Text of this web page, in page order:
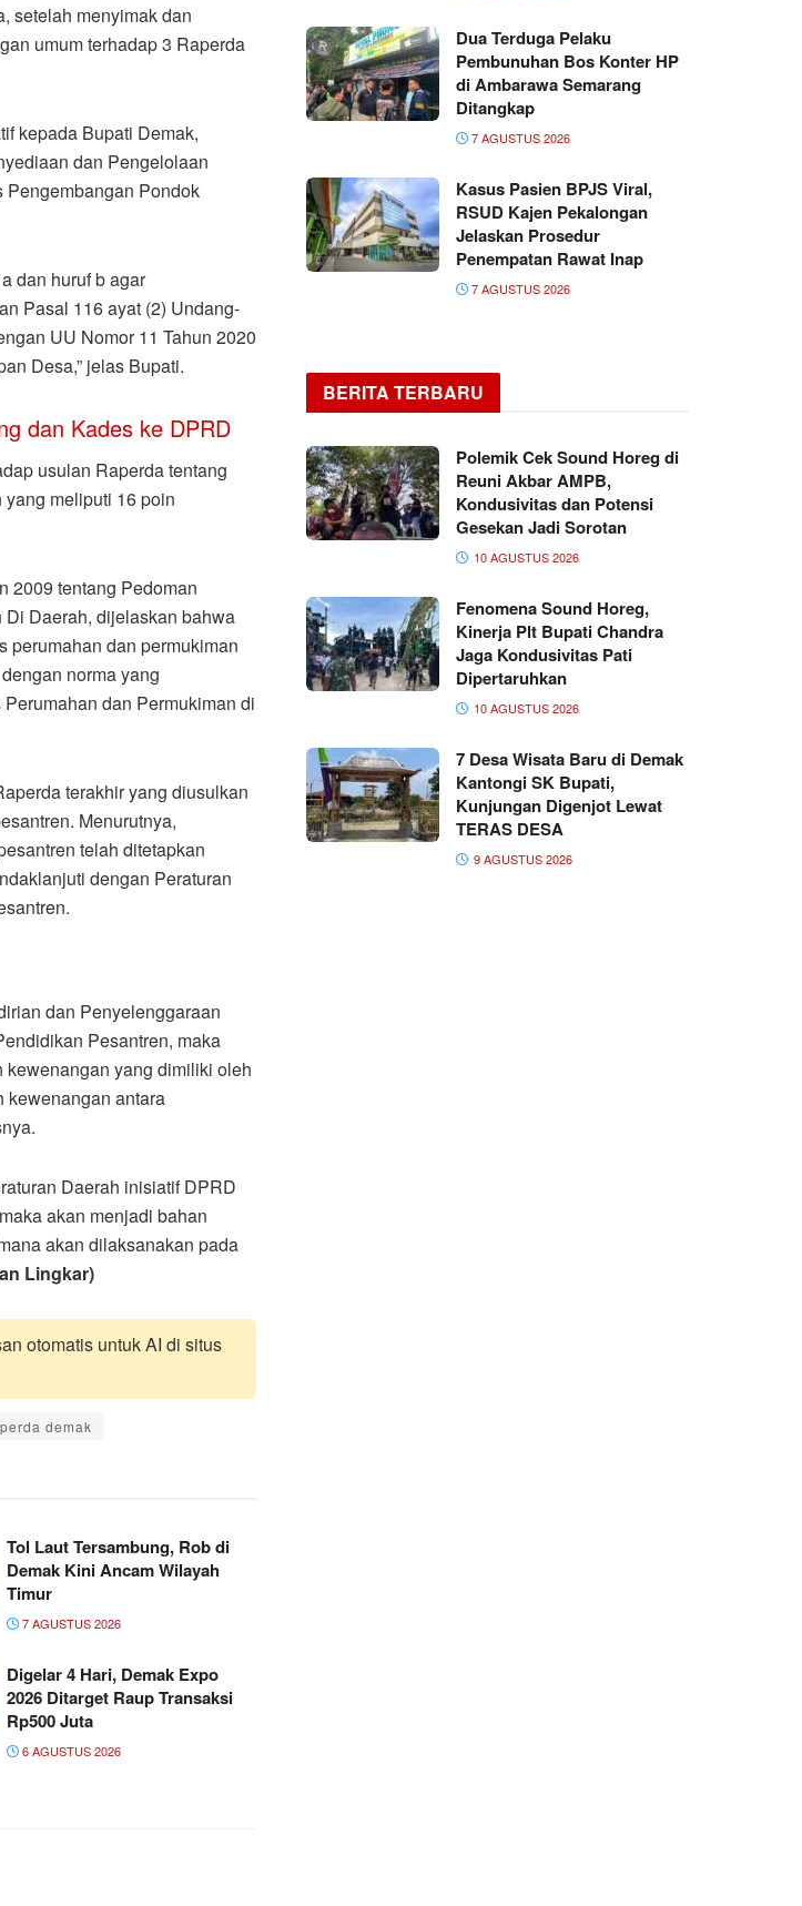
setelah menyimak dan
umum terhadap 3 Raperda
kepada Bupati Demak,
dan Pengelolaan
Pengembangan Pondok
dan huruf b agar
Pasal 116 ayat (2) Undang-
UU Nomor 11 Tahun 2020
Desa,” jelas Bupati.
dan Kades ke DPRD
usulan Raperda tentang
meliputi 16 poin
2009 tentang Pedoman
Daerah, dijelaskan bahwa
perumahan dan permukiman
norma yang
dan Permukiman di
terakhir yang diusulkan
Menurutnya,
telah ditetapkan
dengan Peraturan
dan Penyelenggaraan
Pesantren, maka
yang dimiliki oleh
kewenangan antara
Daerah inisiatif DPRD
akan menjadi bahan
akan dilaksanakan pada
Lingkar)
otomatis untuk AI di situs
demak
Tol Laut Tersambung, Rob di
Demak Kini Ancam Wilayah
Timur
7 AGUSTUS 2026
Digelar 4 Hari, Demak Expo
2026 Ditarget Raup Transaksi
Rp500 Juta
6 AGUSTUS 2026
Dua Terduga Pelaku
Pembunuhan Bos Konter HP
di Ambarawa Semarang
Ditangkap
7 AGUSTUS 2026
Kasus Pasien BPJS Viral,
RSUD Kajen Pekalongan
Jelaskan Prosedur
Penempatan Rawat Inap
7 AGUSTUS 2026
BERITA TERBARU
Polemik Cek Sound Horeg di
Reuni Akbar AMPB,
Kondusivitas dan Potensi
Gesekan Jadi Sorotan
10 AGUSTUS 2026
Fenomena Sound Horeg,
Kinerja Plt Bupati Chandra
Jaga Kondusivitas Pati
Dipertaruhkan
10 AGUSTUS 2026
7 Desa Wisata Baru di Demak
Kantongi SK Bupati,
Kunjungan Digenjot Lewat
TERAS DESA
9 AGUSTUS 2026